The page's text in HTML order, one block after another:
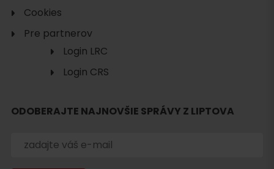
Cookies
Pre partnerov
Login LRC
Login CRS
ODOBERAJTE NAJNOVŠIE SPRÁVY Z LIPTOVA